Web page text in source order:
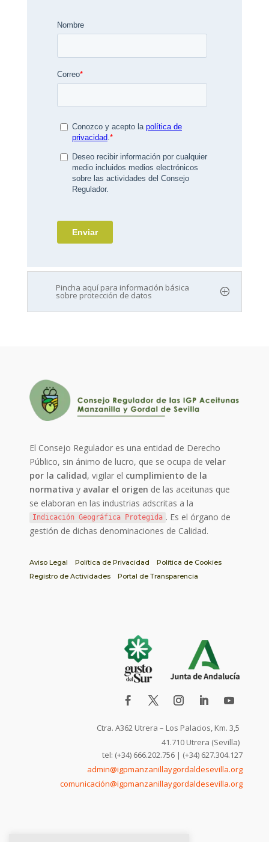
Pincha aquí para información básica
sobre protección de datos
El Consejo Regulador es una entidad de Derecho
Público, sin ánimo de lucro, que se ocupa develar
por la calidad, vigilar el cumplimiento de la
normativa y avalar el origen de las aceitunas que
se elaboran en las industrias adscritas a la
Indicación Geográfica Protegida . Es el órgano de
gestión de dichas denominaciones de Calidad.
Aviso Legal Política de Privacidad
Política de Cookies
Registro de Actividades
Portal de Transparencia
Ctra. A362 Utrera – Los Palacios, Km. 3,5
41.710 Utrera (Sevilla)
tel: (+34) 666.202.756 | (+34) 627.304.127
admin@igpmanzanillaygordaldesevilla.org
comunicación@igpmanzanillaygordaldesevilla.org